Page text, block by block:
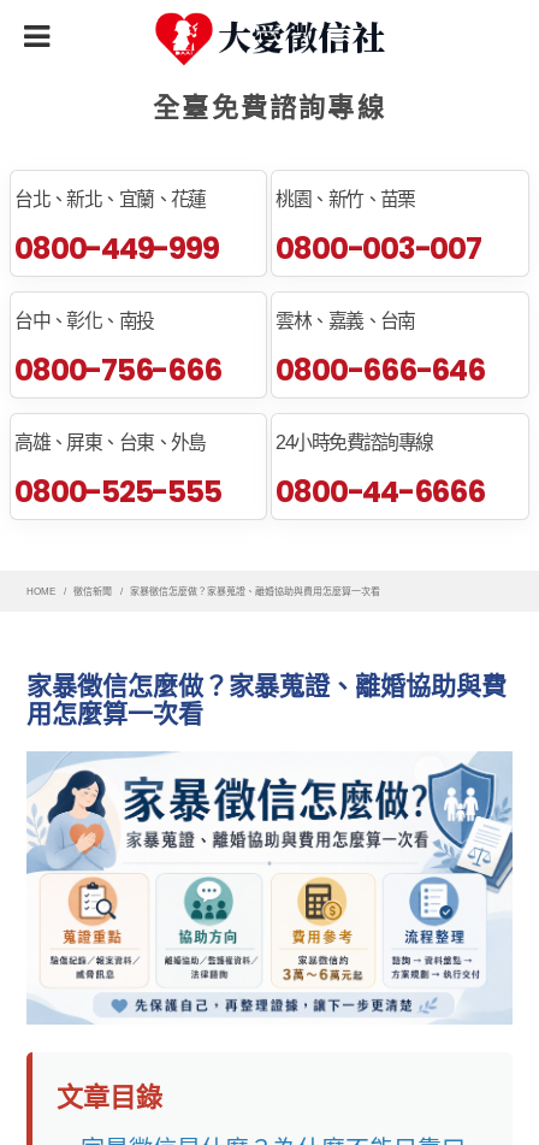
全臺免費諮詢專線
台北、新北、宜蘭、花蓮
0800-449-999
桃園、新竹、苗栗
0800-003-007
台中、彰化、南投
0800-756-666
雲林、嘉義、台南
0800-666-646
高雄、屏東、台東、外島
0800-525-555
24小時免費諮詢專線
0800-44-6666
HOME 徵信新聞 家暴徵信怎麼做？家暴蒐證、離婚協助與費用怎麼算一次看
家暴徵信怎麼做？家暴蒐證、離婚協助與費
用怎麼算一次看
文章目錄